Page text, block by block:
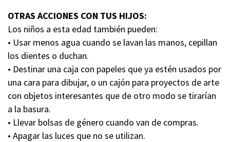
OTRAS ACCIONES CON TUS HIJOS:
Los niños a esta edad también pueden:
• Usar menos agua cuando se lavan las manos, cepillan
los dientes o duchan.
• Destinar una caja con papeles que ya estén usados por
una cara para dibujar, o un cajón para proyectos de arte
con objetos interesantes que de otro modo se tirarían
a la basura.
• Llevar bolsas de género cuando van de compras.
• Apagar las luces que no se utilizan.